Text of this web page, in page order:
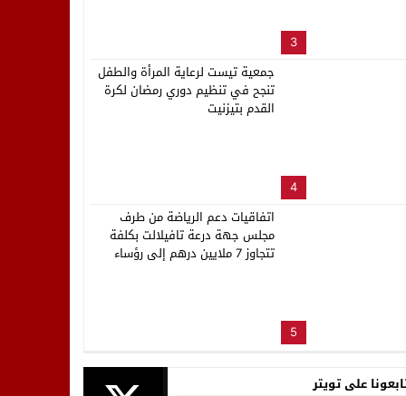
3
4
جمعية تيست لرعاية المرأة والطفل
تنجح في تنظيم دوري رمضان لكرة
القدم بتيزنيت
5
اتفاقيات دعم الرياضة من طرف
مجلس جهة درعة تافيلالت بكلفة
تتجاوز 7 ملايين درهم إلى رؤساء
على تويتر